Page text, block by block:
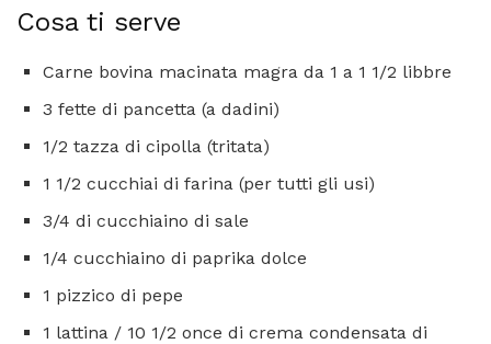
Cosa ti serve
Carne bovina macinata magra da 1 a 1 1/2 libbre
3 fette di pancetta (a dadini)
1/2 tazza di cipolla (tritata)
1 1/2 cucchiai di farina (per tutti gli usi)
3/4 di cucchiaino di sale
1/4 cucchiaino di paprika dolce
1 pizzico di pepe
1 lattina / 10 1/2 once di crema condensata di